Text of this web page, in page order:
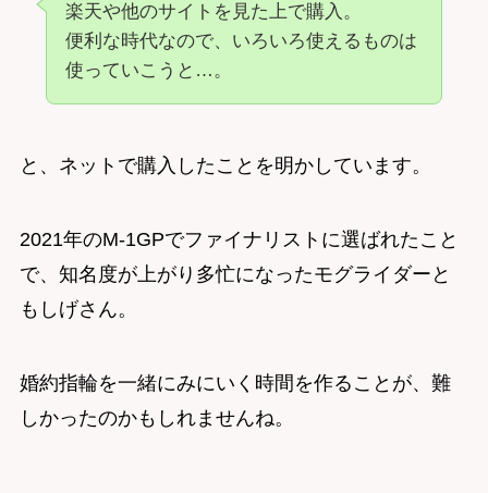
楽天や他のサイトを見た上で購入。
便利な時代なので、いろいろ使えるものは
使っていこうと…。
と、ネットで購入したことを明かしています。
2021年のM-1GPでファイナリストに選ばれたこと
で、知名度が上がり多忙になったモグライダーと
もしげさん。
婚約指輪を一緒にみにいく時間を作ることが、難
しかったのかもしれませんね。